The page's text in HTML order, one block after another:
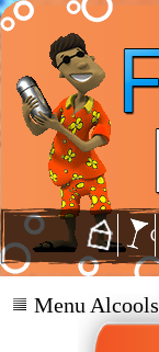
Menu Alcools